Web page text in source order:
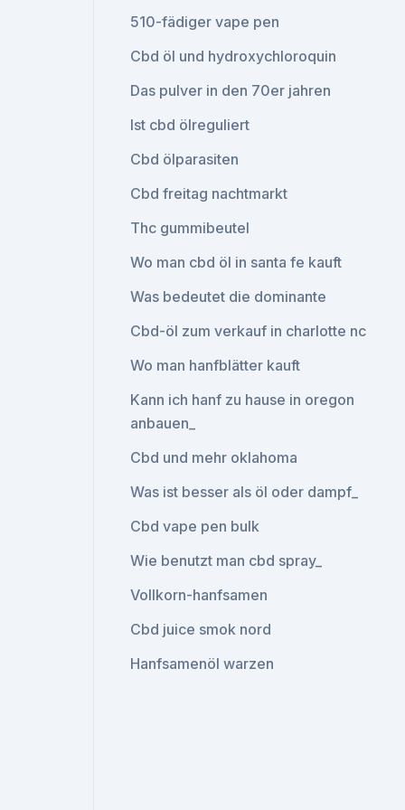
510-fädiger vape pen
Cbd öl und hydroxychloroquin
Das pulver in den 70er jahren
Ist cbd ölreguliert
Cbd ölparasiten
Cbd freitag nachtmarkt
Thc gummibeutel
Wo man cbd öl in santa fe kauft
Was bedeutet die dominante
Cbd-öl zum verkauf in charlotte nc
Wo man hanfblätter kauft
Kann ich hanf zu hause in oregon
anbauen_
Cbd und mehr oklahoma
Was ist besser als öl oder dampf_
Cbd vape pen bulk
Wie benutzt man cbd spray_
Vollkorn-hanfsamen
Cbd juice smok nord
Hanfsamenöl warzen